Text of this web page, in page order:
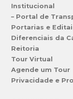
Institucional
– Portal de
Portarias e
Diferenciais da
Reitoria
Tour Virtual
Agende um Tour
Privacidade e